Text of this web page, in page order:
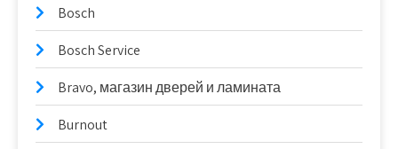
Bosch
Bosch Service
Bravo, магазин дверей и ламината
Burnout